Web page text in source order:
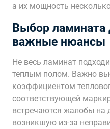
а их мощность
Выбор ламината
важные нюансы
Не весь ламинат
теплым полом. Важно
коэффициентом
соответствующей
встречаются жалобы
возникшую из-за